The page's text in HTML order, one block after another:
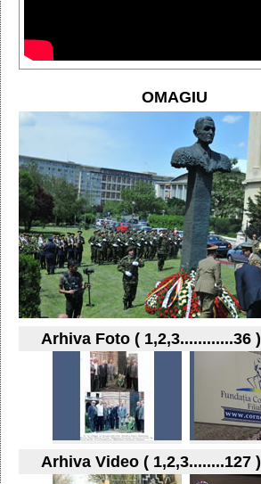
OMAGIU
Arhiva Foto ( 1,2,3............36 )
Arhiva Video ( 1,2,3........127 )